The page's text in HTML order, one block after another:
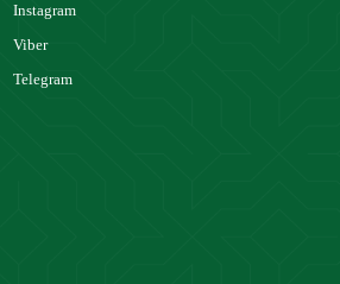
Instagram
Viber
Telegram